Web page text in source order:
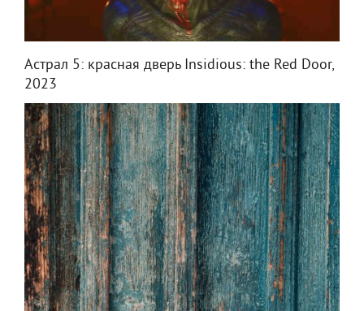
Астрал 5: красная дверь Insidious: the Red Door,
2023